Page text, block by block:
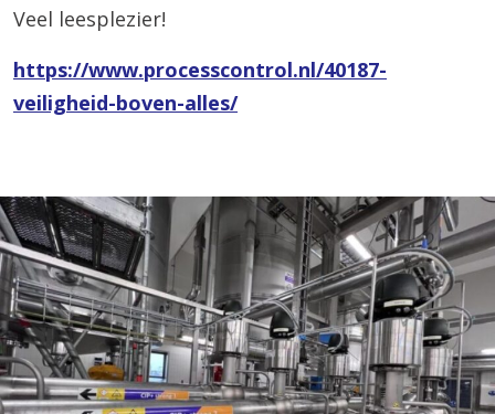
Veel leesplezier!
https://www.processcontrol.nl/40187-
veiligheid-boven-alles/